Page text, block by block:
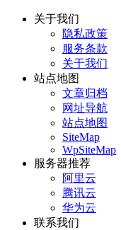
关于我们
隐私政策
服务条款
关于我们
站点地图
文章归档
网址导航
站点地图
SiteMap
WpSiteMap
服务器推荐
阿里云
腾讯云
华为云
联系我们